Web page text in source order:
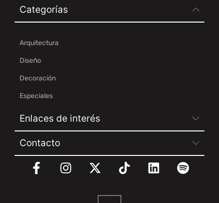
Categorías
Arquitectura
Diseño
Decoración
Especiales
Enlaces de interés
Contacto